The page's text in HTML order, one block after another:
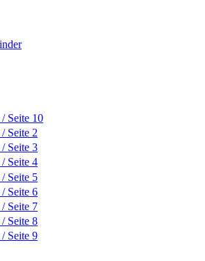
Seite 10
Seite 2
Seite 3
Seite 4
Seite 5
Seite 6
Seite 7
Seite 8
Seite 9